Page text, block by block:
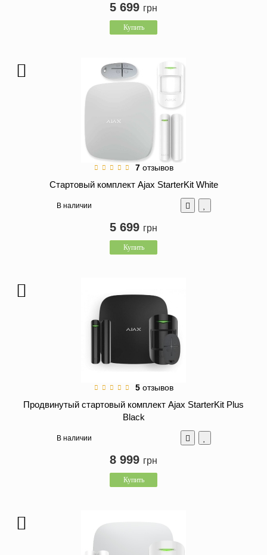
5 699 грн
Купить
7 отзывов
Стартовый комплект Ajax StarterKit White
В наличии
5 699 грн
Купить
5 отзывов
Продвинутый стартовый комплект Ajax StarterKit Plus
Black
В наличии
8 999 грн
Купить